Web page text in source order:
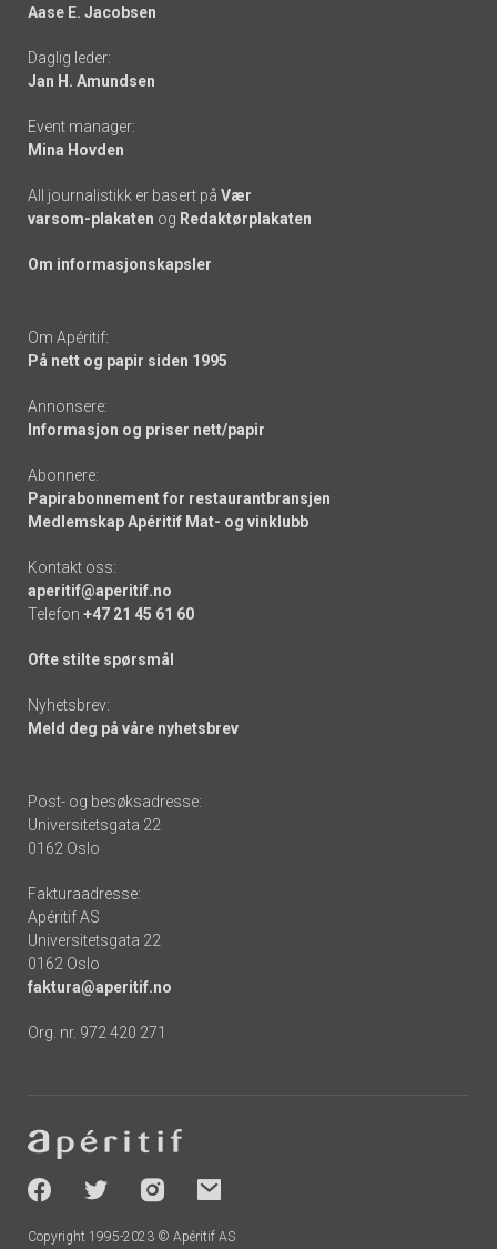
-
links
Aase E. Jacobsen
Daglig leder:
Jan H. Amundsen
Event manager:
Mina Hovden
All journalistikk er basert på Vær
varsom-plakaten og Redaktørplakaten
Om informasjonskapsler
Om Apéritif:
På nett og papir siden 1995
Annonsere:
Informasjon og priser nett/papir
Abonnere:
Papirabonnement for restaurantbransjen
Medlemskap Apéritif Mat- og vinklubb
Kontakt oss:
aperitif@aperitif.no
Telefon +47 21 45 61 60
Ofte stilte spørsmål
Nyhetsbrev:
Meld deg på våre nyhetsbrev
Post- og besøksadresse:
Universitetsgata 22
0162 Oslo
Fakturaadresse:
Apéritif AS
Universitetsgata 22
0162 Oslo
faktura@aperitif.no
Org. nr. 972 420 271
-
socials
Copyright 1995-2023 © Apéritif AS